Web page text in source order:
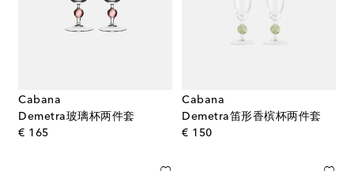
Cabana
Demetra玻璃杯两件套
€ 165original price
Cabana
Demetra笛形香槟杯两件套
€ 150original price